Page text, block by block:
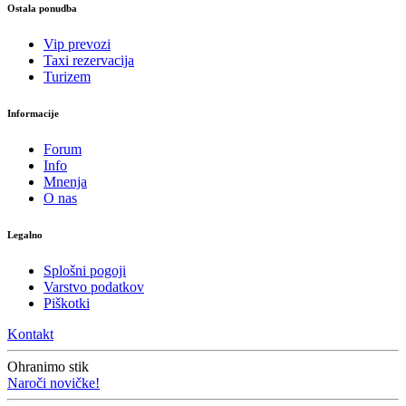
Ostala ponudba
Vip prevozi
Taxi rezervacija
Turizem
Informacije
Forum
Info
Mnenja
O nas
Legalno
Splošni pogoji
Varstvo podatkov
Piškotki
Kontakt
Ohranimo stik
Naroči novičke!